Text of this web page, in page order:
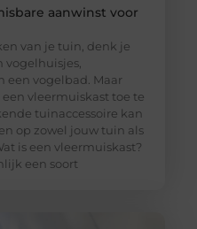
aanwinst voor
van je tuin, denk je
een vogelbad. Maar
vleermuiskast toe te
tuinaccessoire kan
op zowel jouw tuin als
is een vleermuiskast?
een soort